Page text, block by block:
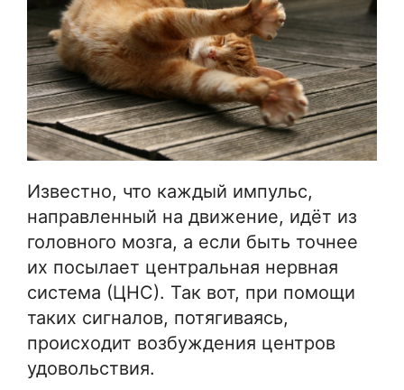
Известно, что каждый импульс,
направленный на движение, идёт из
головного мозга, а если быть точнее
их посылает центральная нервная
система (ЦНС). Так вот, при помощи
таких сигналов, потягиваясь,
происходит возбуждения центров
удовольствия.